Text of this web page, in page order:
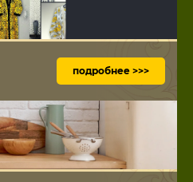
подробнее >>>